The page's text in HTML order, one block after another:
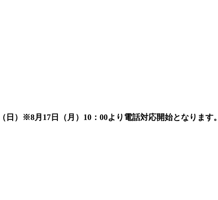
日）※8月17日（月）10：00より電話対応開始となります。